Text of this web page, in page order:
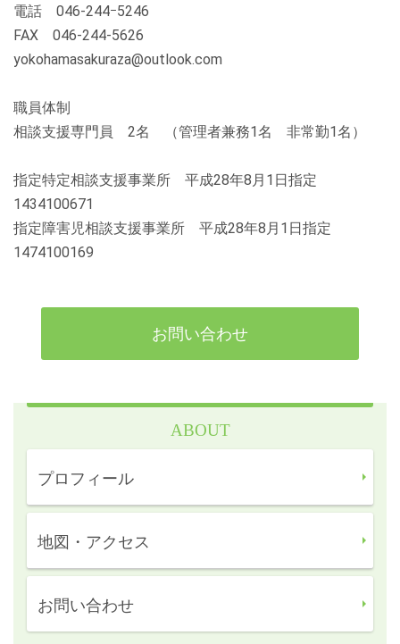
電話 046‐244ｰ5246
FAX 046-244-5626
yokohamasakuraza@outlook.com
職員体制
相談支援専門員 2名 （管理者兼務1名 非常勤1名）
指定特定相談支援事業所 平成28年8月1日指定
1434100671
指定障害児相談支援事業所 平成28年8月1日指定
1474100169
お問い合わせ
ABOUT
プロフィール
地図・アクセス
お問い合わせ